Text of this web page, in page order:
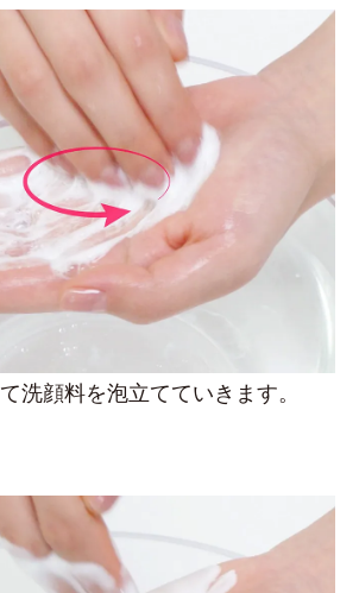
洗顔料を泡立てていきます。